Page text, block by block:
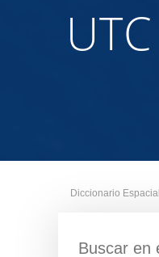
UTC
Diccionario Espacial